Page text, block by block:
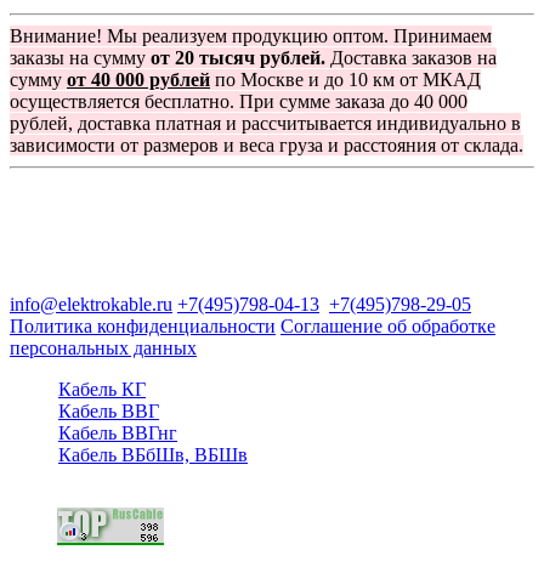
Внимание! Мы реализуем продукцию оптом. Принимаем
заказы на сумму от 20 тысяч рублей. Доставка заказов на
сумму от 40 000 рублей по Москве и до 10 км от МКАД
осуществляется бесплатно. При сумме заказа до 40 000
рублей, доставка платная и рассчитывается индивидуально в
зависимости от размеров и веса груза и расстояния от склада.
info@elektrokable.ru +7(495)798-04-13 +7(495)798-29-05
Политика конфиденциальности Соглашение об обработке
персональных данных
Кабель КГ
Кабель ВВГ
Кабель ВВГнг
Кабель ВБбШв, ВБШв